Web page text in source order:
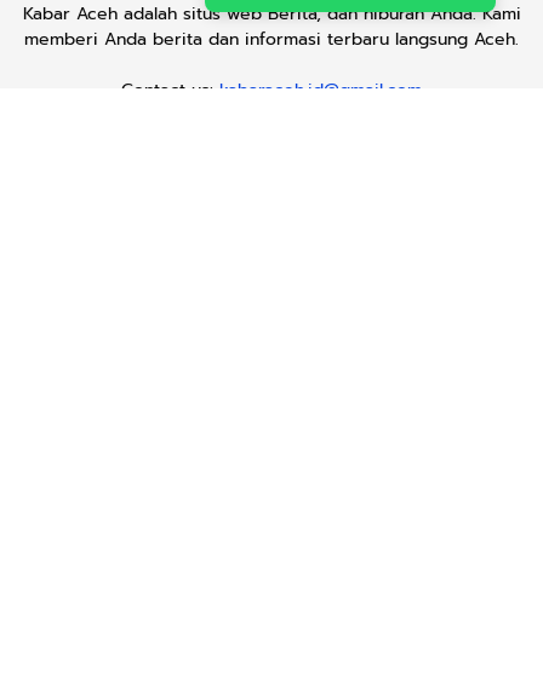
Kabar Aceh adalah situs web Berita, dan hiburan Anda. Kami
memberi Anda berita dan informasi terbaru langsung Aceh.
Contact us: kabaraceh.id@gmail.com